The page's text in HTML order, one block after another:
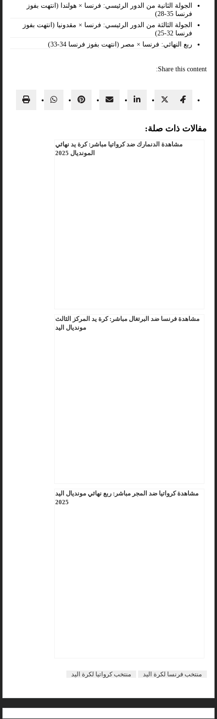
الجولة الثانية من الدور الرئيسي: فرنسا × هولندا (انتهت بفوز
فرنسا 35-28)
الجولة الثالثة من الدور الرئيسي: فرنسا × مقدونيا (انتهت بفوز
فرنسا 32-25)
ربع النهائي: فرنسا × مصر (انتهت بفوز فرنسا 34-33)
Share this content:
مفالات ذات صلة:
مشاهدة الدنمارك ضد كرواتيا مباشر: كرة يد نهائي
المونديال 2025
مشاهدة فرنسا ضد البرتغال مباشر: كرة يد المركز الثالث
مونديال اليد
مشاهدة كرواتيا ضد المجر مباشر: ربع نهائي مونديال اليد
2025
منتخب فرنسا لكرة اليد منتخب كرواتيا لكرة اليد